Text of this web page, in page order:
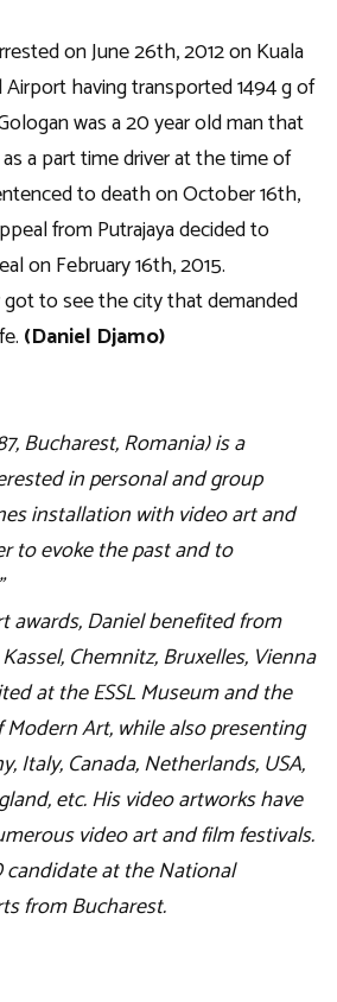
on June 26th, 2012 on Kuala
having transported 1494 g of
was a 20 year old man that
a part time driver at the time of
to death on October 16th,
from Putrajaya decided to
on February 16th, 2015.
to see the city that demanded
(Daniel Djamo)
Bucharest, Romania) is a
in personal and group
installation with video art and
to evoke the past and to
awards, Daniel benefited from
Chemnitz, Bruxelles, Vienna
at the ESSL Museum and the
Art, while also presenting
Italy, Canada, Netherlands, USA,
etc. His video artworks have
video art and film festivals.
candidate at the National
from Bucharest.